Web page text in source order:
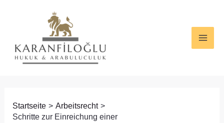
Startseite
Arbeitsrecht
Schritte zur Einreichung einer